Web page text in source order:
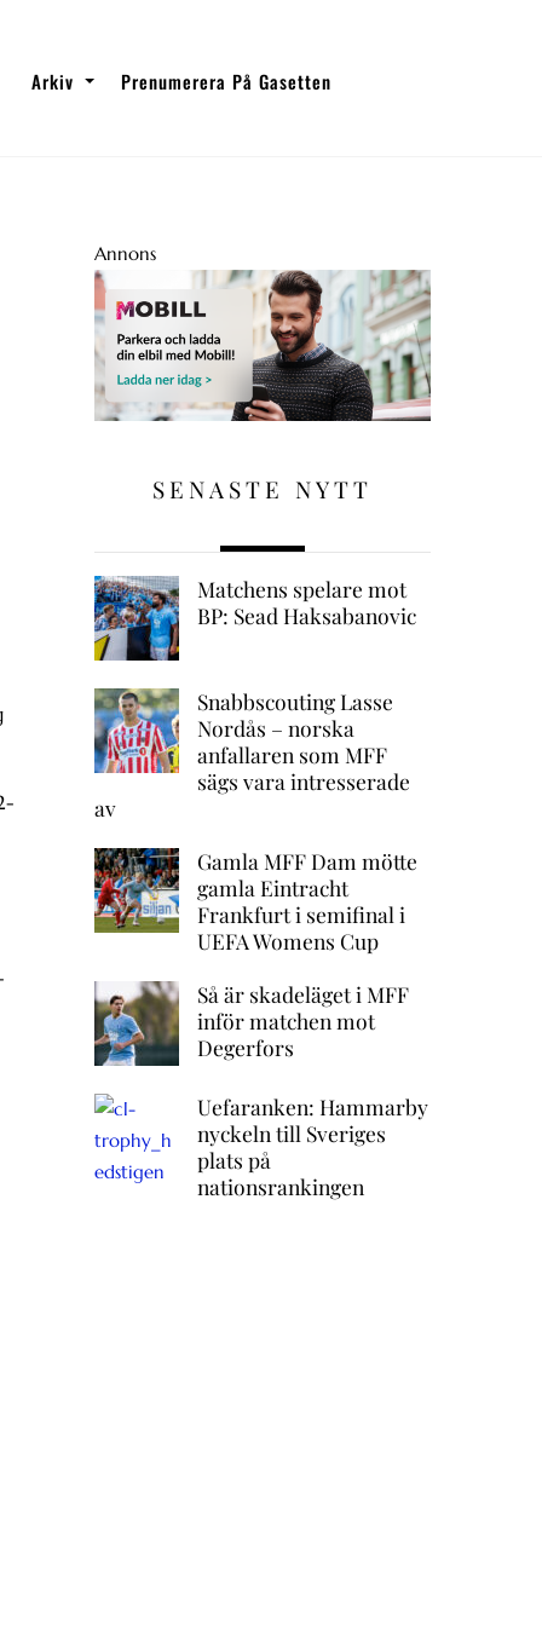
Arkiv Prenumerera På Gasetten
Annons
SENASTE NYTT
Matchens spelare mot
BP: Sead Haksabanovic
Snabbscouting Lasse
Nordås – norska
anfallaren som MFF
sägs vara intresserade
av
Gamla MFF Dam mötte
gamla Eintracht
Frankfurt i semifinal i
UEFA Womens Cup
Så är skadeläget i MFF
inför matchen mot
Degerfors
Uefaranken: Hammarby
nyckeln till Sveriges
plats på
nationsrankingen